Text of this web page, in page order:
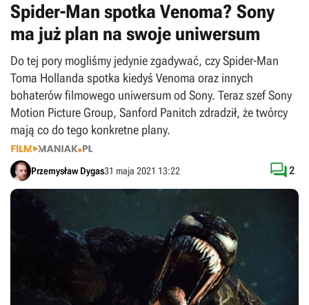
Spider-Man spotka Venoma? Sony
ma już plan na swoje uniwersum
Do tej pory mogliśmy jedynie zgadywać, czy Spider-Man
Toma Hollanda spotka kiedyś Venoma oraz innych
bohaterów filmowego uniwersum od Sony. Teraz szef Sony
Motion Picture Group, Sanford Panitch zdradził, że twórcy
mają co do tego konkretne plany.
Przemysław Dygas31 maja 2021 13:22 2